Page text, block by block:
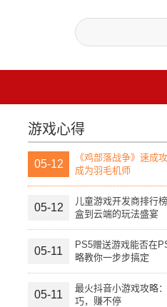
游戏心得
05-12
《鸡部落战争》速成
成为羽毛机师
05-12
儿童游戏开发商排行
盒到云端的玩法盛宴
05-11
PS5赠送游戏能否在
略教你一步步搞定
05-11
最火抖音小游戏攻略
巧，赚不停